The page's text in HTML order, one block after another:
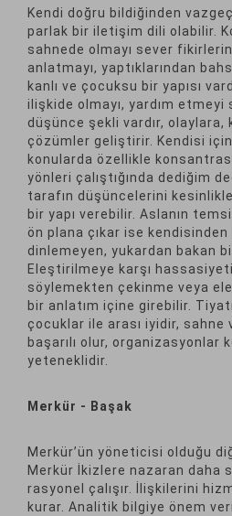
Kendi doğru bildiğinden
parlak bir iletişim dili olabilir.
sahnede olmayı sever
anlatmayı, yaptıklarından
kanlı ve çocuksu bir yapısı
ilişkide olmayı, yardım etmeyi
düşünce şekli vardır, olaylara,
çözümler geliştirir. Kendisi
konularda özellikle
yönleri çalıştığında dediğim
tarafın düşüncelerini
bir yapı verebilir. Aslanın
ön plana çıkar ise
dinlemeyen, yukardan bakan
Eleştirilmeye karşı
söylemekten çekinme veya
bir anlatım içine girebilir.
çocuklar ile arası iyidir, sahne
başarılı olur, organizasyonlar
yeteneklidir.
Merkür - Başak
Merkür’ün yöneticisi olduğu
Merkür İkizlere nazaran daha
rasyonel çalışır. İlişkilerini
kurar. Analitik bilgiye önem